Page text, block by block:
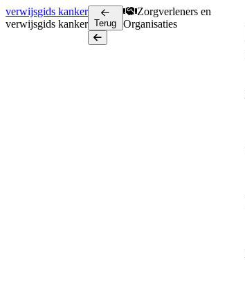
verwijsgids kanker
verwijsgids kanker
Terug
Terug
Zorgverleners en
Organisaties